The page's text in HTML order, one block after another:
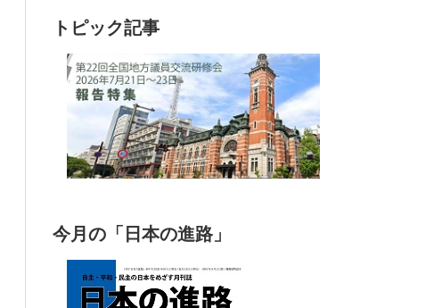
トピック記事
今月の「日本の進路」